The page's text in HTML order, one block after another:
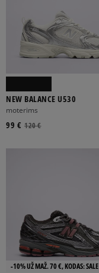
NEW BALANCE U530
moterims
120 €
99 €
-10% UŽ MAŽ. 70 €, KODAS: SALE